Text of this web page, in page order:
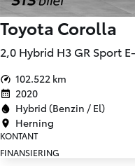
Toyota Corolla
2,0 Hybrid H3 GR Sport
102.522 km
2020
Hybrid (Benzin / El)
Herning
KONTANT
FINANSIERING